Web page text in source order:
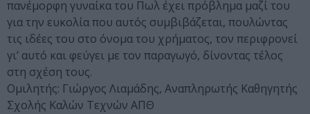
πανέμορφη γυναίκα του Πωλ έχει πρόβλημα μαζί του
για την ευκολία που αυτός συμβιβάζεται, πουλώντας
τις ιδέες του στο όνομα του χρήματος, τον περιφρονεί
γι’ αυτό και φεύγει με τον παραγωγό, δίνοντας τέλος
στη σχέση τους.
Ομιλητής: Γιώργος Λιαμάδης, Αναπληρωτής Καθηγητής
Σχολής Καλών Τεχνών ΑΠΘ